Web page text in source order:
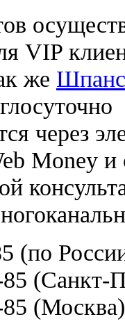
VIP
же
через
Money и
(по
(Санкт-
(Москва)